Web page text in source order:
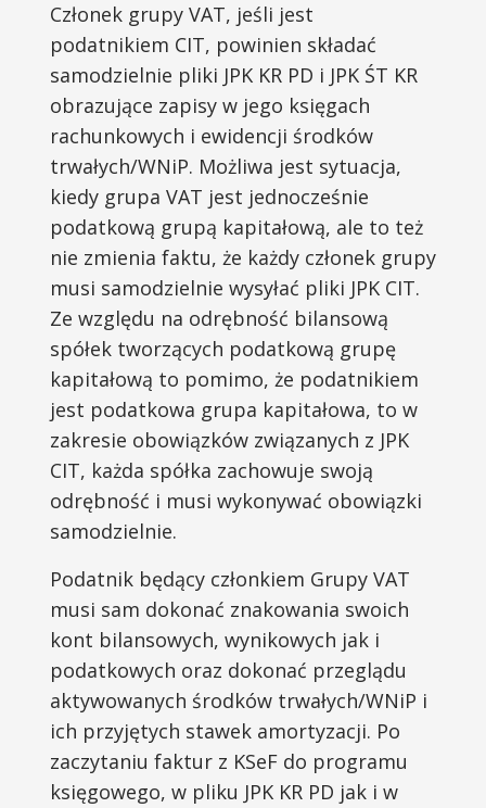
Członek grupy VAT, jeśli jest
podatnikiem CIT, powinien składać
samodzielnie pliki JPK KR PD i JPK ŚT KR
obrazujące zapisy w jego księgach
rachunkowych i ewidencji środków
trwałych/WNiP. Możliwa jest sytuacja,
kiedy grupa VAT jest jednocześnie
podatkową grupą kapitałową, ale to też
nie zmienia faktu, że każdy członek grupy
musi samodzielnie wysyłać pliki JPK CIT.
Ze względu na odrębność bilansową
spółek tworzących podatkową grupę
kapitałową to pomimo, że podatnikiem
jest podatkowa grupa kapitałowa, to w
zakresie obowiązków związanych z JPK
CIT, każda spółka zachowuje swoją
odrębność i musi wykonywać obowiązki
samodzielnie.
Podatnik będący członkiem Grupy VAT
musi sam dokonać znakowania swoich
kont bilansowych, wynikowych jak i
podatkowych oraz dokonać przeglądu
aktywowanych środków trwałych/WNiP i
ich przyjętych stawek amortyzacji. Po
zaczytaniu faktur z KSeF do programu
księgowego, w pliku JPK KR PD jak i w